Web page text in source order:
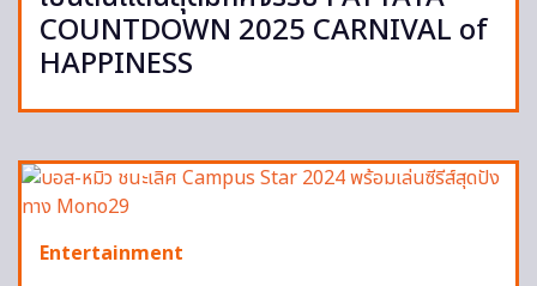
COUNTDOWN 2025 CARNIVAL of
HAPPINESS
Entertainment